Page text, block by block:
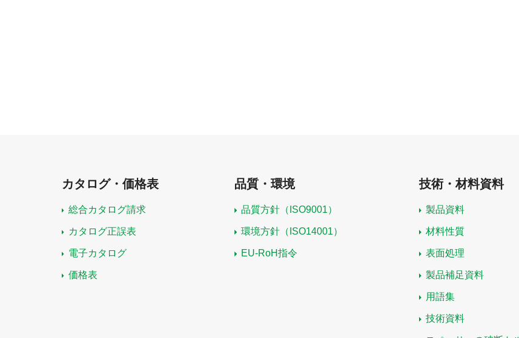
カタログ・価格表
総合カタログ請求
カタログ正誤表
電子カタログ
価格表
品質・環境
品質方針（ISO9001）
環境方針（ISO14001）
EU-RoH指令
技術・材料資料
製品資料
材料性質
表面処理
製品補足資料
用語集
技術資料